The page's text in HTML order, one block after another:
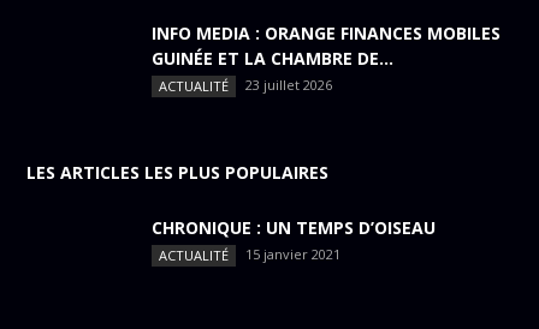
INFO MEDIA : ORANGE FINANCES MOBILES
GUINÉE ET LA CHAMBRE DE...
ACTUALITÉ 23 juillet 2026
LES ARTICLES LES PLUS POPULAIRES
CHRONIQUE : UN TEMPS D’OISEAU
ACTUALITÉ 15 janvier 2021